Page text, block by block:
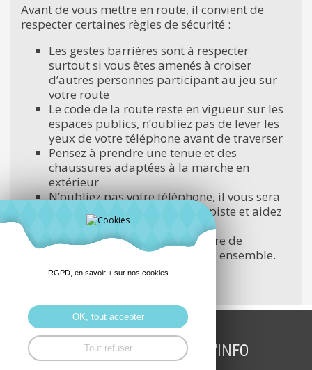
Avant de vous mettre en route, il convient de
respecter certaines règles de sécurité :
Les gestes barrières sont à respecter
surtout si vous êtes amenés à croiser
d’autres personnes participant au jeu sur
votre route
Le code de la route reste en vigueur sur les
espaces publics, n’oubliez pas de lever les
yeux de votre téléphone avant de traverser
Pensez à prendre une tenue et des
chaussures adaptées à la marche en
extérieur
N’oubliez pas votre téléphone, il vous sera
indispensable pour suivre la piste et aidez
le père noël
Nous pensons limiter le nombre de
personnes à 6 pour faire le jeu ensemble.
Bonnes balades
INSCRIPTION LETTRE D'INFO
RGPD, en savoir + sur nos cookies
OK, tout accepter
Tout refuser